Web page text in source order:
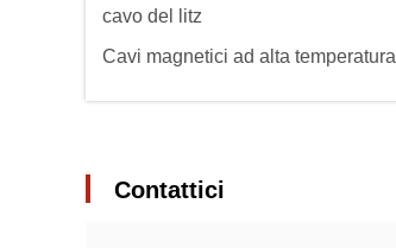
cavo del litz
Cavi magnetici ad alta temperatura
Contattici